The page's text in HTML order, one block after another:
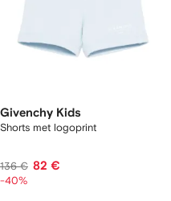
Givenchy Kids
Shorts met logoprint
136 € 82 €
-40%